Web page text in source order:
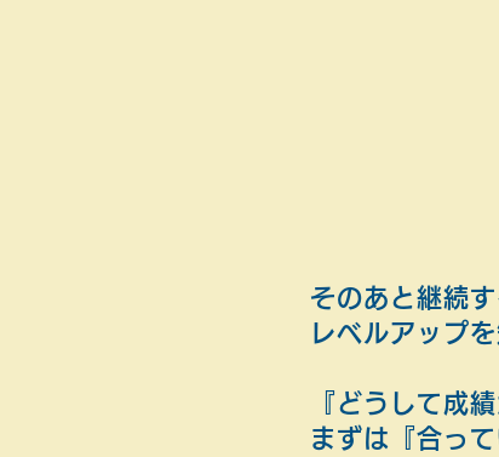
そのあと継続
レベルアップ
『どうして成
まずは『合っ